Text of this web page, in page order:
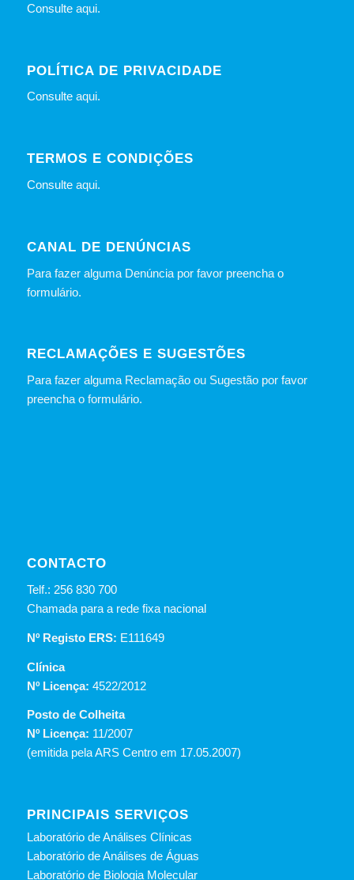
Consulte aqui.
POLÍTICA DE PRIVACIDADE
Consulte aqui.
TERMOS E CONDIÇÕES
Consulte aqui.
CANAL DE DENÚNCIAS
Para fazer alguma Denúncia por favor preencha o
formulário.
RECLAMAÇÕES E SUGESTÕES
Para fazer alguma Reclamação ou Sugestão por favor
preencha o formulário.
CONTACTO
Telf.: 256 830 700
Chamada para a rede fixa nacional
Nº Registo ERS: E111649
Clínica
Nº Licença: 4522/2012
Posto de Colheita
Nº Licença: 11/2007
(emitida pela ARS Centro em 17.05.2007)
PRINCIPAIS SERVIÇOS
Laboratório de Análises Clínicas
Laboratório de Análises de Águas
Laboratório de Biologia Molecular